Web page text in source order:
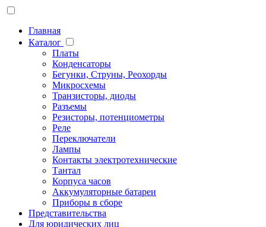
Главная
Каталог
Платы
Конденсаторы
Бегунки, Струны, Реохорды
Микросхемы
Транзисторы, диоды
Разъемы
Резисторы, потенциометры
Реле
Переключатели
Лампы
Контакты электротехнические
Тантал
Корпуса часов
Аккумуляторные батареи
Приборы в сборе
Представительства
Для юридических лиц